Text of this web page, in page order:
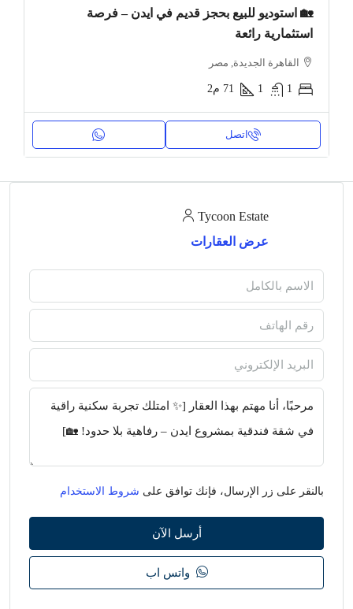
🏡 استوديو للبيع بحجز قديم في ايدن – فرصة
استثمارية رائعة
القاهرة الجديدة, مصر
1
1
71 م2
اتصل
Tycoon Estate
عرض العقارات
بالنقر على زر الإرسال، فإنك توافق على شروط الاستخدام
أرسل الآن
واتس اب